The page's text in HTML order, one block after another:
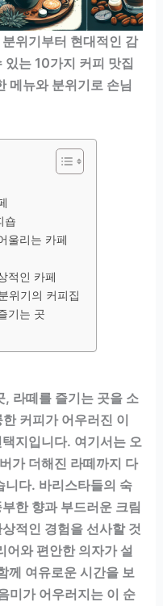
위기부터 현대적인 감
있는 10가지 커피 맛집
메뉴와 분위기로 손님
숍
울리는 카페
적인 카페
위기의 커피집
기는 곳
, 라떼를 즐기는 곳을 소
커피가 어우러진 이
지입니다. 여기서는 오
가 더해진 라떼까지 다
니다. 바리스타들의 숙
한 향과 부드러운 크림
적인 경험을 선사할 것
어와 편안한 의자가 설
께 여유로운 시간을 보
미가 어우러지는 이 순